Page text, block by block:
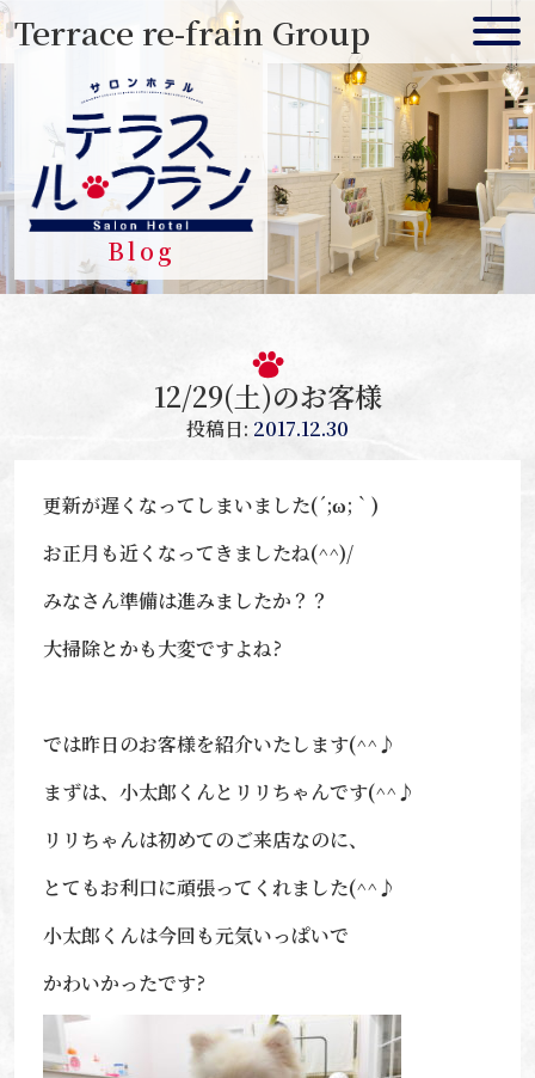
Skip
content
Terrace re-frain Group
Blog
12/29(土)のお客様
投稿日: 2017.12.30
更新が遅くなってしまいました(´;ω;｀)
お正月も近くなってきましたね(^^)/
みなさん準備は進みましたか？？
大掃除とかも大変ですよね?
では昨日のお客様を紹介いたします(^^♪
まずは、小太郎くんとリリちゃんです(^^♪
リリちゃんは初めてのご来店なのに、
とてもお利口に頑張ってくれました(^^♪
小太郎くんは今回も元気いっぱいで
かわいかったです?